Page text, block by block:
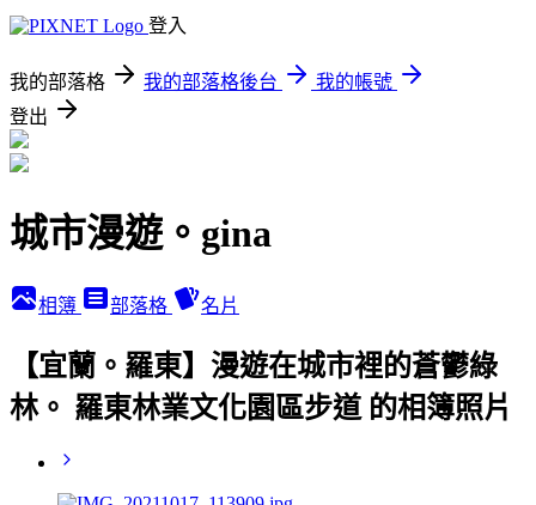
登入
我的部落格 我的部落格後台
我的帳號
登出
城市漫遊。gina
相簿 部落格 名片
【宜蘭。羅東】漫遊在城市裡的蒼鬱綠
林。 羅東林業文化園區步道 的相簿照片